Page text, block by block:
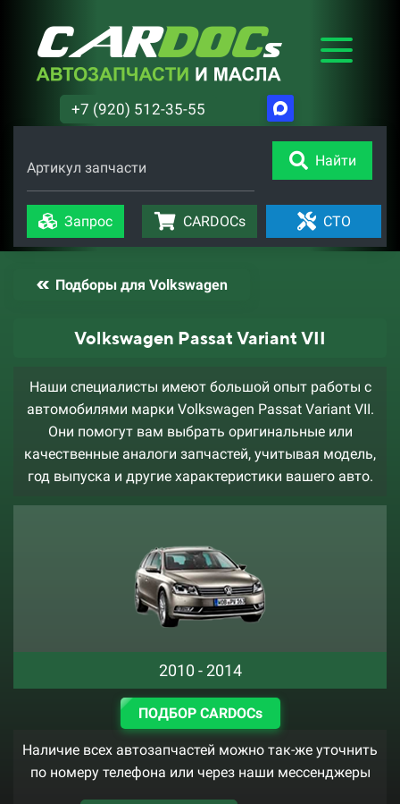
+7 (920) 512-35-55
Артикул запчасти Найти
Запрос CARDOCs СТО
Подборы для Volkswagen
Volkswagen Passat Variant VII
Наши специалисты имеют большой опыт работы с
автомобилями марки Volkswagen Passat Variant VII.
Они помогут вам выбрать оригинальные или
качественные аналоги запчастей, учитывая модель,
год выпуска и другие характеристики вашего авто.
2010 - 2014
ПОДБОР CARDOCs
Наличие всех автозапчастей можно так-же уточнить
по номеру телефона или через наши мессенджеры